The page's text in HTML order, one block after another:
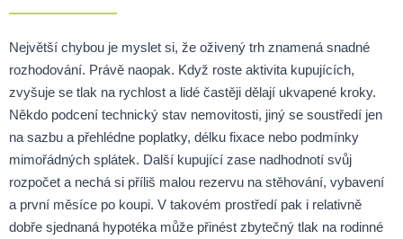
Největší chybou je myslet si, že oživený trh znamená snadné
rozhodování. Právě naopak. Když roste aktivita kupujících,
zvyšuje se tlak na rychlost a lidé častěji dělají ukvapené kroky.
Někdo podcení technický stav nemovitosti, jiný se soustředí jen
na sazbu a přehlédne poplatky, délku fixace nebo podmínky
mimořádných splátek. Další kupující zase nadhodnotí svůj
rozpočet a nechá si příliš malou rezervu na stěhování, vybavení
a první měsíce po koupi. V takovém prostředí pak i relativně
dobře sjednaná hypotéka může přinést zbytečný tlak na rodinné